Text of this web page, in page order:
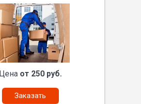
Цена от 250 руб.
Заказать